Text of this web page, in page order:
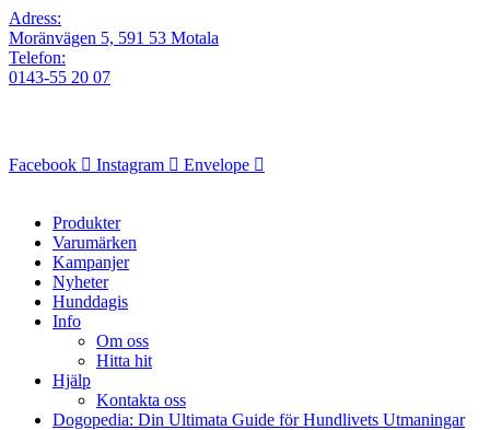
Adress:
Moränvägen 5, 591 53 Motala
Telefon:
0143-55 20 07
Facebook Instagram Envelope
Produkter
Varumärken
Kampanjer
Nyheter
Hunddagis
Info
Om oss
Hitta hit
Hjälp
Kontakta oss
Dogopedia: Din Ultimata Guide för Hundlivets Utmaningar